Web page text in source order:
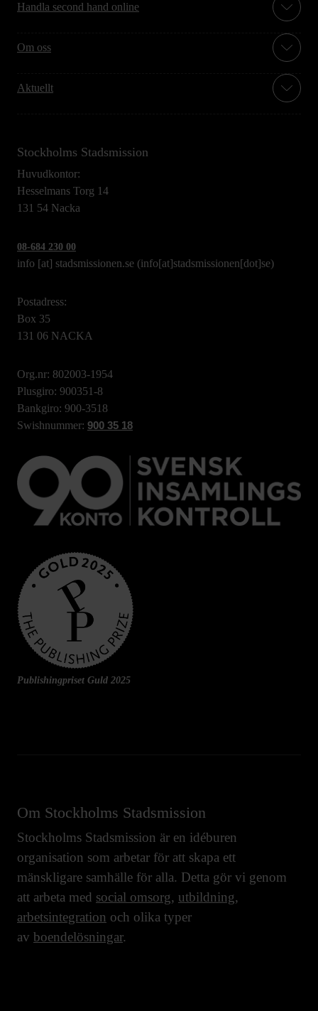
Handla second hand online
Om oss
Aktuellt
Stockholms Stadsmission
Huvudkontor:
Hesselmans Torg 14
131 54 Nacka
08-684 230 00
info [at] stadsmissionen.se (info[at]stadsmissionen[dot]se)
Postadress:
Box 35
131 06 NACKA
Org.nr: 802003-1954
Plusgiro: 900351-8
Bankgiro: 900-3518
Swishnummer: 900 35 18
Publishingpriset Guld 2025
Om Stockholms Stadsmission
Stockholms Stadsmission är en idéburen
organisation som arbetar för att skapa ett
mänskligare samhälle för alla. Detta gör vi genom
att arbeta med social omsorg, utbildning,
arbetsintegration och olika typer
av boendelösningar.